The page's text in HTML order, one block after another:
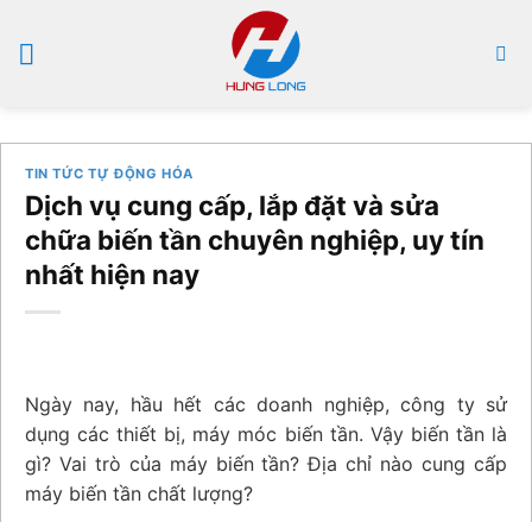
qua
nội
TIN TỨC TỰ ĐỘNG HÓA
Dịch vụ cung cấp, lắp đặt và sửa
chữa biến tần chuyên nghiệp, uy tín
nhất hiện nay
Ngày nay, hầu hết các doanh nghiệp, công ty sử
dụng các thiết bị, máy móc biến tần. Vậy biến tần là
gì? Vai trò của máy biến tần? Địa chỉ nào cung cấp
máy biến tần chất lượng?